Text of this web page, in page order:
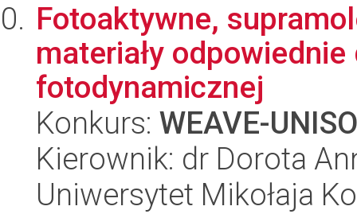
Fotoaktywne,
materiały
fotodynamicznej
Konkurs: WEAVE-
Kierownik: dr Dorota
Uniwersytet Mikołaja